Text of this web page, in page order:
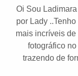
Oi Sou
por Lady
mais incríveis
fotográfico
trazendo de